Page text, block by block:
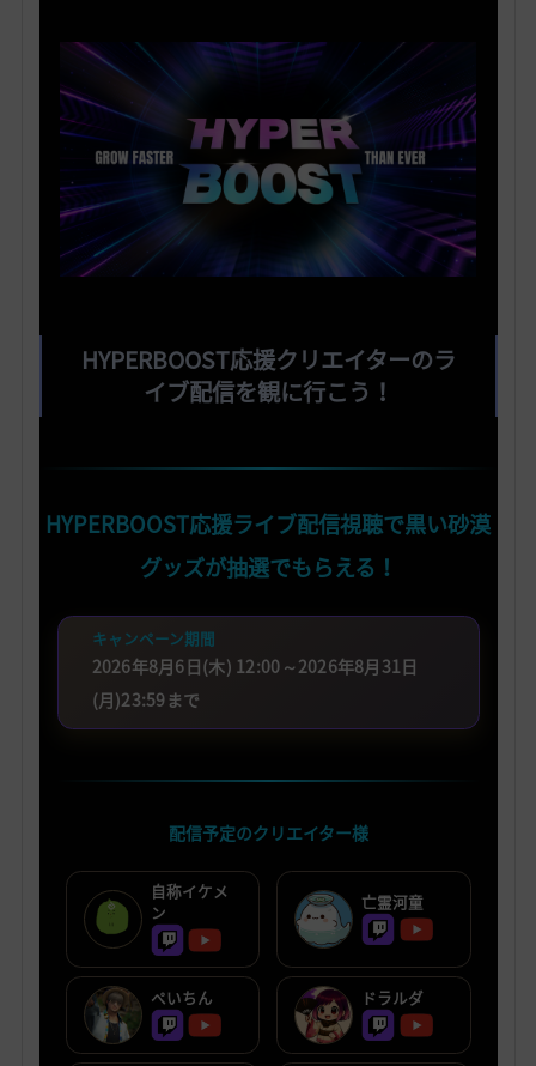
HYPERBOOST応援クリエイターのラ
イブ配信を観に行こう！
HYPERBOOST応援ライブ配信視聴で黒い砂漠
グッズが抽選でもらえる！
キャンペーン期間
2026年8月6日(木) 12:00～2026年8月31日
(月)23:59まで
配信予定のクリエイター様
自称イケメ
ン
亡霊河童
ぺいちん ドラルダ